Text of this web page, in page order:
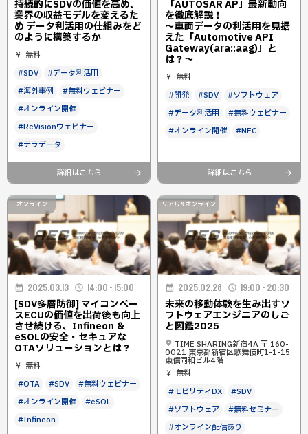
持続的にSDVの価値を高め、
業界の収益モデルを変えるた
め データ利活用の仕組みをど
のように構築するか
無料
#SDV
#データ利活用
#海外事例
#無料ウェビナー
#オンライン開催
#ReVisionウェビナー
#テラデータ
詳細はこちら
「AUTOSAR AP」最新動向
を徹底解説！
～車両データの利活用を見据
えた「Automotive API
Gateway(ara::aag)」と
は？～
無料
#開発 #SDV
#ソフトウェア
#データ利活用
#無料ウェビナー
#オンライン開催
#NEC
詳細はこちら
オンライン
2025.03.13 14:00 - 15:00
[SDV多層防御] マイコンベー
スECUの価値を出荷後も向上
させ続ける、Infineon ＆
eSOLの安全・セキュアな
OTAソリューションとは？
無料
#OTA #SDV
#無料ウェビナー
#オンライン開催
#eSOL
#Infineon
リアル&オンライン
2025.02.28 19:00 - 20:30
未来の移動体験を生み出すソ
フトウェアエンジニアのしご
と図鑑2025
TIME SHARING新宿4A 〒 160-
0021 東京都新宿区歌舞伎町1-1-15
東信同和ビル4階
無料
#モビリティDX
#SDV
#ソフトウェア
#無料セミナー
#オンライン配信あり